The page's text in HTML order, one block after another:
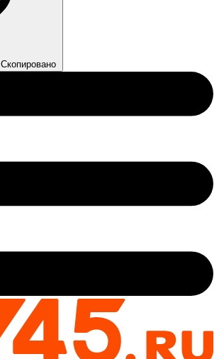
Скопировано